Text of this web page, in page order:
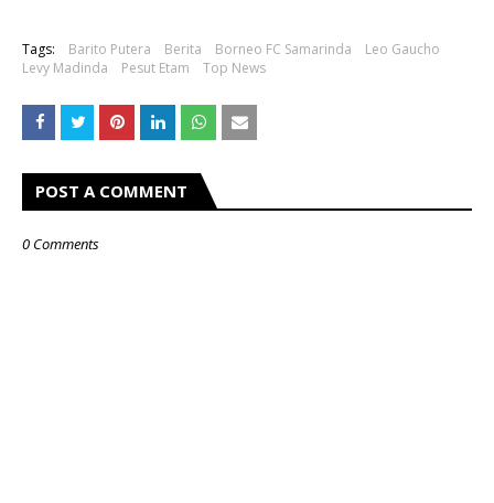
Tags: Barito Putera Berita Borneo FC Samarinda
Leo Gaucho
Levy Madinda
Pesut Etam Top News
POST A COMMENT
0 Comments